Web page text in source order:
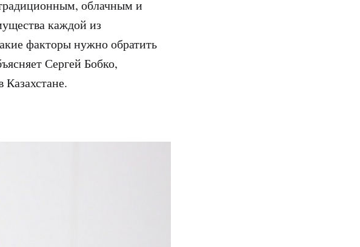
облачным и
каждой из
факторы нужно обратить
Сергей Бобко,
Казахстане.